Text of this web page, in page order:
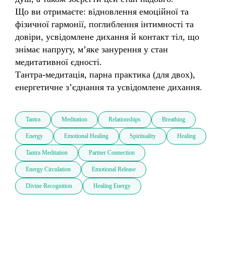
Що ви отримаєте: відновлення емоційної та
фізичної гармонії, поглиблення інтимності та
довіри, усвідомлене дихання й контакт тіл, що
знімає напругу, м’яке занурення у стан
медитативної єдності.
Тантра‑медитація, парна практика (для двох),
енергетичне з’єднання та усвідомлене дихання.
Tantra Meditation Relationships Breathing
Energy Emotional Healing Spirituality Healing
Tantra Meditation Partner Connection
Energy Circulation Emotional Release
Divine Recognition Healing Energy